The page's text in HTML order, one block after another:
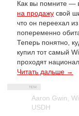
Как вы помните —
на продажу свой
что он переехал
попеременно
Теперь понятно,
купил тот самый
проходят
Читать дальше →
Aaron Gwin
USDH